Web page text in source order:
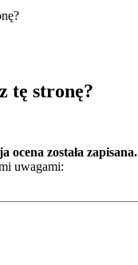
tę stronę?
ocena została zapisana.
uwagami: